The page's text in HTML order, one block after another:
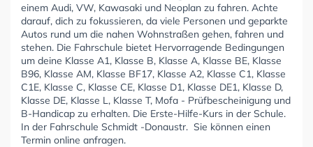
einem Audi, VW, Kawasaki und Neoplan zu fahren. Achte
darauf, dich zu fokussieren, da viele Personen und geparkte
Autos rund um die nahen Wohnstraßen gehen, fahren und
stehen. Die Fahrschule bietet Hervorragende Bedingungen
um deine Klasse A1, Klasse B, Klasse A, Klasse BE, Klasse
B96, Klasse AM, Klasse BF17, Klasse A2, Klasse C1, Klasse
C1E, Klasse C, Klasse CE, Klasse D1, Klasse DE1, Klasse D,
Klasse DE, Klasse L, Klasse T, Mofa - Prüfbescheinigung und
B-Handicap zu erhalten. Die Erste-Hilfe-Kurs in der Schule.
In der Fahrschule Schmidt -Donaustr. Sie können einen
Termin online anfragen.